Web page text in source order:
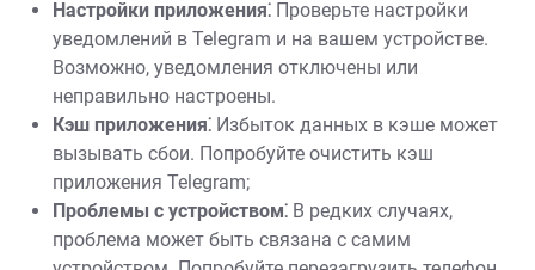
Настройки приложения⁚ Проверьте настройки
уведомлений в Telegram и на вашем устройстве.
Возможно, уведомления отключены или
неправильно настроены.
Кэш приложения⁚ Избыток данных в кэше может
вызывать сбои. Попробуйте очистить кэш
приложения Telegram;
Проблемы с устройством⁚ В редких случаях,
проблема может быть связана с самим